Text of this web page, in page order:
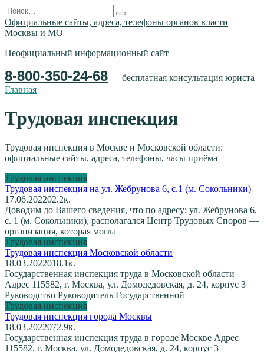
Перейти
к
содержанию
Search
for:
Официальные сайты, адреса, телефоны органов власти
Москвы и МО
Неофициальный информационный сайт
8-800-350-24-68 — бесплатная консультация юриста
Главная
Трудовая инспекция
Трудовая инспекция в Москве и Московской области:
официальные сайты, адреса, телефоны, часы приёма
Трудовая инспекция
Трудовая инспекция на ул. Жебрунова 6, с.1 (м. Сокольники)
17.06.202202.2к.
Доводим до Вашего сведения, что по адресу: ул. Жебрунова 6,
с. 1 (м. Сокольники), располагался Центр Трудовых Споров —
организация, которая могла
Трудовая инспекция
Трудовая инспекция Московской области
18.03.2022018.1к.
Государственная инспекция труда в Московской области
Адрес 115582, г. Москва, ул. Домодедовская, д. 24, корпус 3
Руководство Руководитель Государственной
Трудовая инспекция
Трудовая инспекция города Москвы
18.03.2022072.9к.
Государственная инспекция труда в городе Москве Адрес
115582, г. Москва, ул. Домодедовская, д. 24, корпус 3